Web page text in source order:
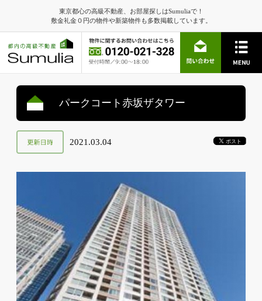
東京都心の高級不動産、お部屋探しはSumuliaで！
敷金礼金０円の物件や新築物件も多数掲載しています。
パークコート赤坂ザタワー
2021.03.04